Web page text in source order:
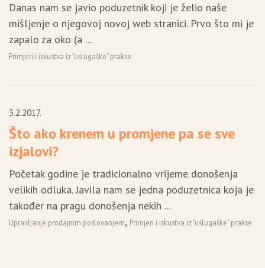
Danas nam se javio poduzetnik koji je želio naše
mišljenje o njegovoj novoj web stranici. Prvo što mi je
zapalo za oko (a ...
Primjeri i iskustva iz "uslugaške" prakse
3.2.2017.
Što ako krenem u promjene pa se sve
izjalovi?
Početak godine je tradicionalno vrijeme donošenja
velikih odluka. Javila nam se jedna poduzetnica koja je
također na pragu donošenja nekih ...
Upravljanje prodajnim poslovanjem, Primjeri i iskustva iz "uslugaške" prakse